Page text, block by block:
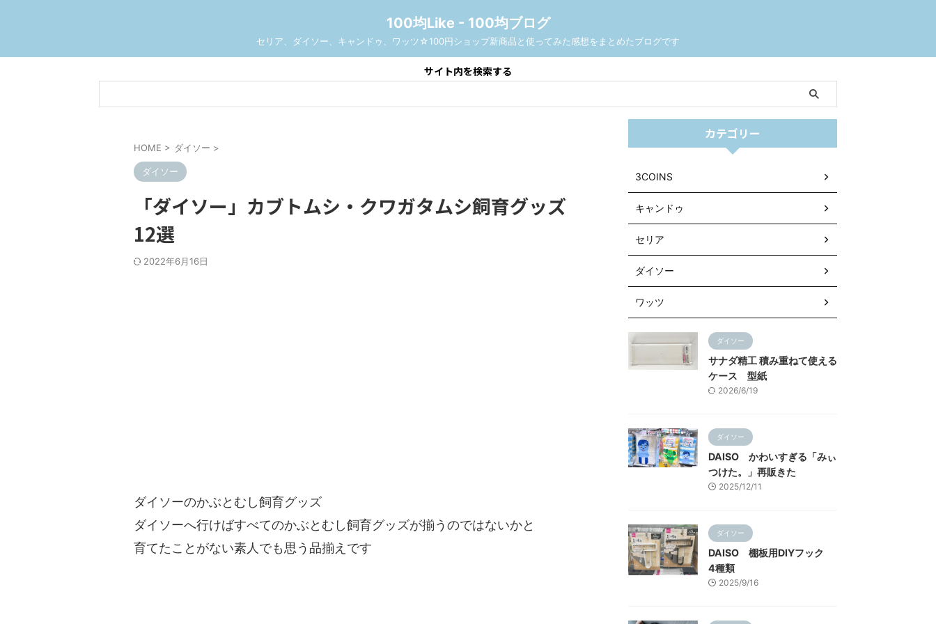
100均Like - 100均ブログ
セリア、ダイソー、キャンドゥ、ワッツ☆100円ショップ新商品と使ってみた感想をまとめたブログです
サイト内を検索する
HOME > ダイソー >
ダイソー
「ダイソー」カブトムシ・クワガタムシ飼育グッズ
12選
2022年6月16日
ダイソーのかぶとむし飼育グッズ
ダイソーへ行けばすべてのかぶとむし飼育グッズが揃うのではないかと
育てたことがない素人でも思う品揃えです
カテゴリー
3COINS
キャンドゥ
セリア
ダイソー
ワッツ
ダイソー
サナダ精工 積み重ねて使える
ケース 型紙
2026/6/19
ダイソー
DAISO かわいすぎる「みぃ
つけた。」再販きた
2025/12/11
ダイソー
DAISO 棚板用DIYフック
4種類
2025/9/16